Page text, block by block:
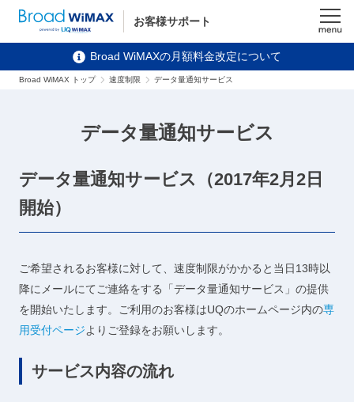
お客様サポート
Broad WiMAXの月額料金改定について
Broad WiMAX トップ 速度制限 データ量通知サービス
データ量通知サービス
データ量通知サービス（2017年2月2日
開始）
ご希望されるお客様に対して、速度制限がかかると当日13時以
降にメールにてご連絡をする「データ量通知サービス」の提供
を開始いたします。ご利用のお客様はUQのホームページ内の専
用受付ページよりご登録をお願いします。
サービス内容の流れ